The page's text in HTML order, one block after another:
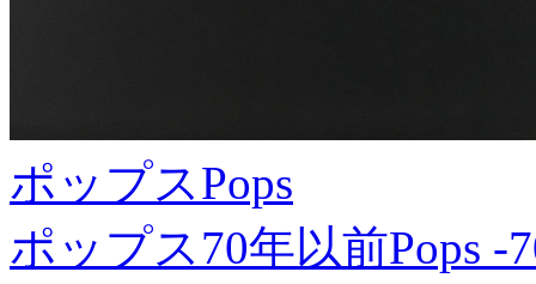
ポップスPops
ポップス70年以前Pops -